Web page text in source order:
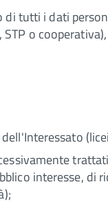
tutti i dati
o
interesse, di